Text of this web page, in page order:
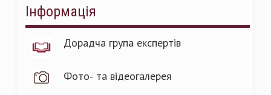
Інформація
Дорадча група експертів
Фото- та відеогалерея